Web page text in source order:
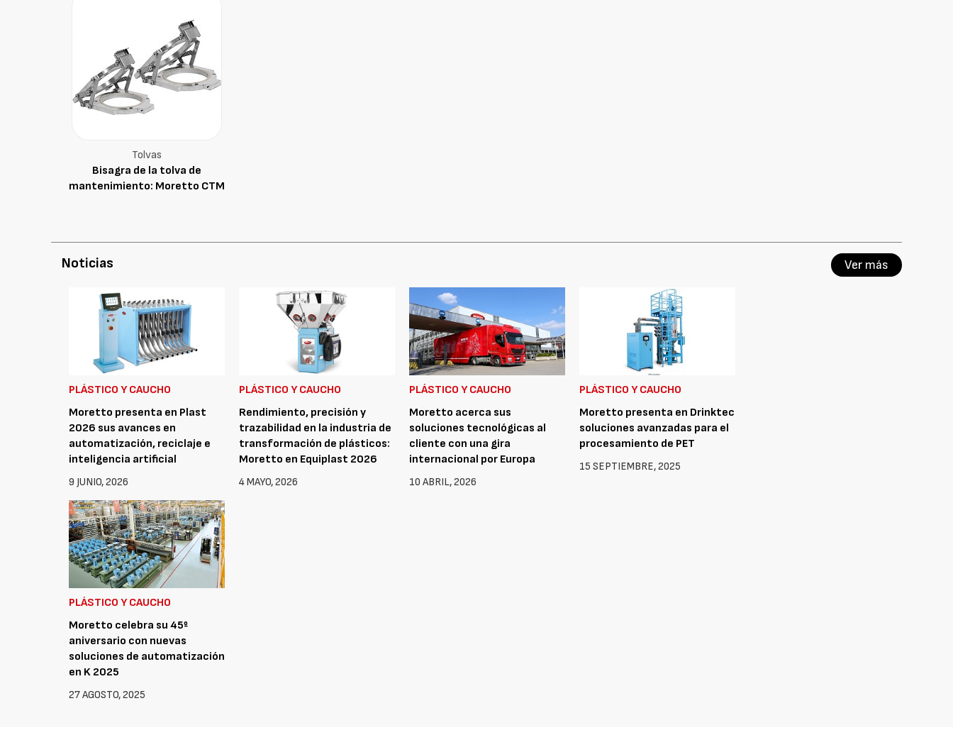
Tolvas
Bisagra de la tolva de
mantenimiento: Moretto CTM
Noticias Ver más
PLÁSTICO Y CAUCHO
Moretto presenta en Plast
2026 sus avances en
automatización, reciclaje e
inteligencia artificial
9 JUNIO, 2026
PLÁSTICO Y CAUCHO
Rendimiento, precisión y
trazabilidad en la industria de
transformación de plásticos:
Moretto en Equiplast 2026
4 MAYO, 2026
PLÁSTICO Y CAUCHO
Moretto acerca sus
soluciones tecnológicas al
cliente con una gira
internacional por Europa
10 ABRIL, 2026
PLÁSTICO Y CAUCHO
Moretto presenta en Drinktec
soluciones avanzadas para el
procesamiento de PET
15 SEPTIEMBRE, 2025
PLÁSTICO Y CAUCHO
Moretto celebra su 45º
aniversario con nuevas
soluciones de automatización
en K 2025
27 AGOSTO, 2025